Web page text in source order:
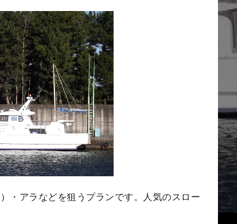
・アラなどを狙うプランです。人気のスロー